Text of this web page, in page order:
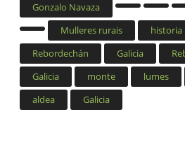
Gonzalo Navaza
Mulleres rurais
historia
Rebordechán
Galicia
Galicia
monte lumes
aldea
Galicia